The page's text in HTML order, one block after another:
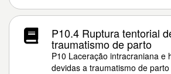
P10.4 Ruptura tentorial
traumatismo de parto
P10 Laceração intracraniana e
devidas a traumatismo de parto